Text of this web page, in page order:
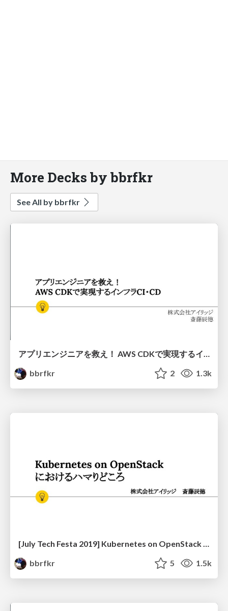
More Decks by bbrfkr
See All by bbrfkr
アプリエンジニアを救え！ AWS CDKで実現するインフラCI・CD
bbrfkr
2 1.3k
bbrfkr
5 1.5k